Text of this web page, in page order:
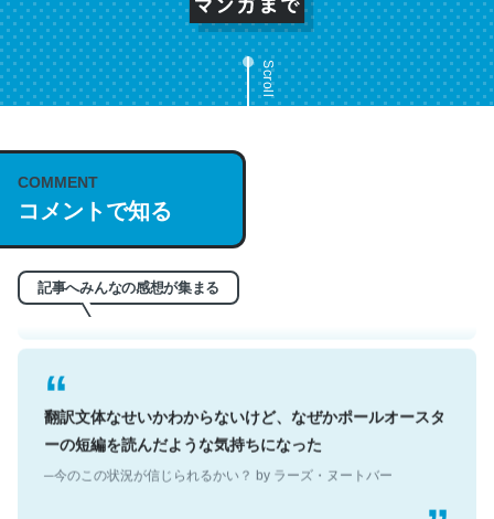
Scroll
COMMENT
コメントで知る
記事へみんなの感想が集まる
これは名文。彼はとてもクレバーなんだろうなと凄く思
う。英語少しでも読める人は原文もお勧め。自分はこの流
れ好き。Let’s Fucking Go. Then Covid hit. Shit.
翻訳文体なせいかわからないけど、なぜかポールオースタ
ーの短編を読んだような気持ちになった
─今のこの状況が信じられるかい？ by ラーズ・ヌートバー